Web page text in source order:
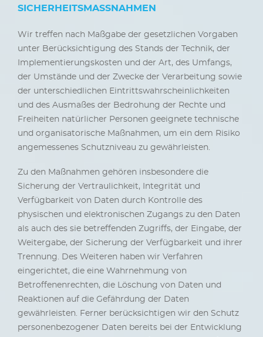
SICHERHEITSMASSNAHMEN
Wir treffen nach Maßgabe der gesetzlichen Vorgaben
unter Berücksichtigung des Stands der Technik, der
Implementierungskosten und der Art, des Umfangs,
der Umstände und der Zwecke der Verarbeitung sowie
der unterschiedlichen Eintrittswahrscheinlichkeiten
und des Ausmaßes der Bedrohung der Rechte und
Freiheiten natürlicher Personen geeignete technische
und organisatorische Maßnahmen, um ein dem Risiko
angemessenes Schutzniveau zu gewährleisten.
Zu den Maßnahmen gehören insbesondere die
Sicherung der Vertraulichkeit, Integrität und
Verfügbarkeit von Daten durch Kontrolle des
physischen und elektronischen Zugangs zu den Daten
als auch des sie betreffenden Zugriffs, der Eingabe, der
Weitergabe, der Sicherung der Verfügbarkeit und ihrer
Trennung. Des Weiteren haben wir Verfahren
eingerichtet, die eine Wahrnehmung von
Betroffenenrechten, die Löschung von Daten und
Reaktionen auf die Gefährdung der Daten
gewährleisten. Ferner berücksichtigen wir den Schutz
personenbezogener Daten bereits bei der Entwicklung